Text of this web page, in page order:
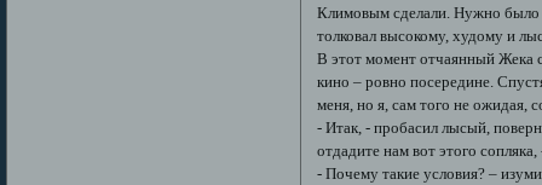
Климовым сделали. Нужно было
толковал высокому, худому и
В этот момент отчаянный Жека
кино – ровно посередине.
меня, но я, сам того не ожидая,
- Итак, - пробасил лысый,
отдадите нам вот этого
- Почему такие условия? –